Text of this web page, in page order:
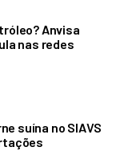
Anvisa
nas redes
suína no SIAVS